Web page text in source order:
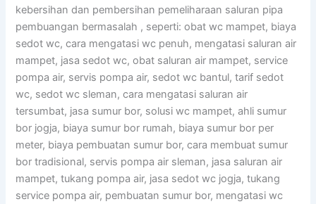
kebersihan dan pembersihan pemeliharaan saluran pipa
pembuangan bermasalah , seperti: obat wc mampet, biaya
sedot wc, cara mengatasi wc penuh, mengatasi saluran air
mampet, jasa sedot wc, obat saluran air mampet, service
pompa air, servis pompa air, sedot wc bantul, tarif sedot
wc, sedot wc sleman, cara mengatasi saluran air
tersumbat, jasa sumur bor, solusi wc mampet, ahli sumur
bor jogja, biaya sumur bor rumah, biaya sumur bor per
meter, biaya pembuatan sumur bor, cara membuat sumur
bor tradisional, servis pompa air sleman, jasa saluran air
mampet, tukang pompa air, jasa sedot wc jogja, tukang
service pompa air, pembuatan sumur bor, mengatasi wc